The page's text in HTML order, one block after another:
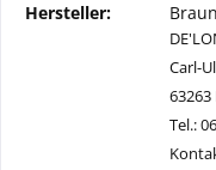
Hersteller:
Carl-
Tel.: